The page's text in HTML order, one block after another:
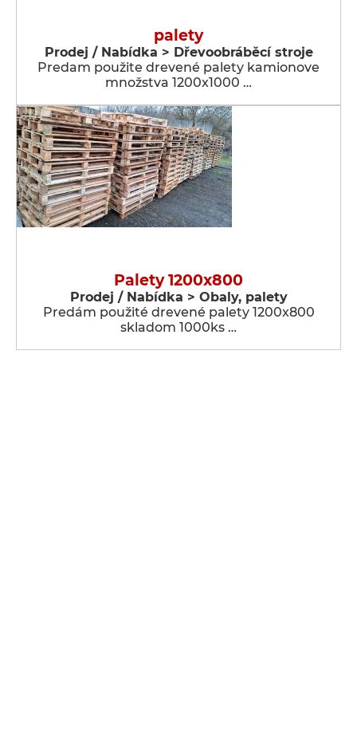
palety
Prodej / Nabídka > Dřevoobráběcí stroje
Predam použite drevené palety kamionove
množstva 1200x1000 …
Palety 1200x800
Prodej / Nabídka > Obaly, palety
Predám použité drevené palety 1200x800
skladom 1000ks …